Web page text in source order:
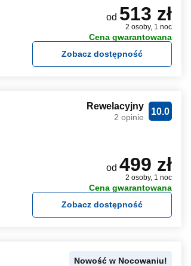
od 513 zł
2 osoby, 1 noc
Cena gwarantowana
Zobacz dostępność
10.0
Rewelacyjny
2 opinie
od 499 zł
2 osoby, 1 noc
Cena gwarantowana
Zobacz dostępność
Nowość w Nocowaniu!